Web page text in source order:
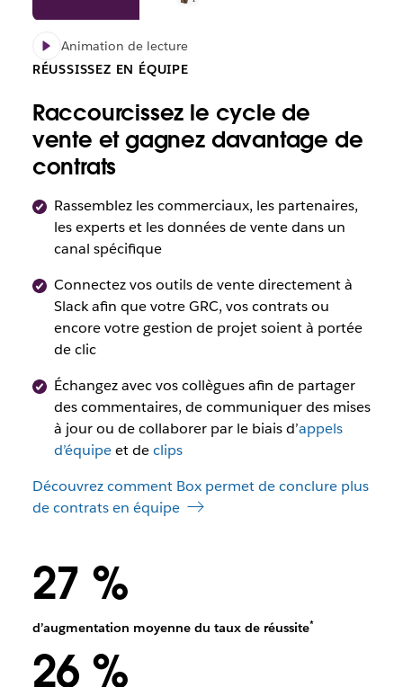
Animation de lecture
RÉUSSISSEZ EN ÉQUIPE
Raccourcissez le cycle de
vente et gagnez davantage de
contrats
Rassemblez les commerciaux, les partenaires,
les experts et les données de vente dans un
canal spécifique
Connectez vos outils de vente directement à
Slack afin que votre GRC, vos contrats ou
encore votre gestion de projet soient à portée
de clic
Échangez avec vos collègues afin de partager
des commentaires, de communiquer des mises
à jour ou de collaborer par le biais d’appels
d’équipeet declips
Découvrez comment Box permet de conclure plus
de contrats en équipe
27 %
d’augmentation moyenne du taux de réussite*
26 %